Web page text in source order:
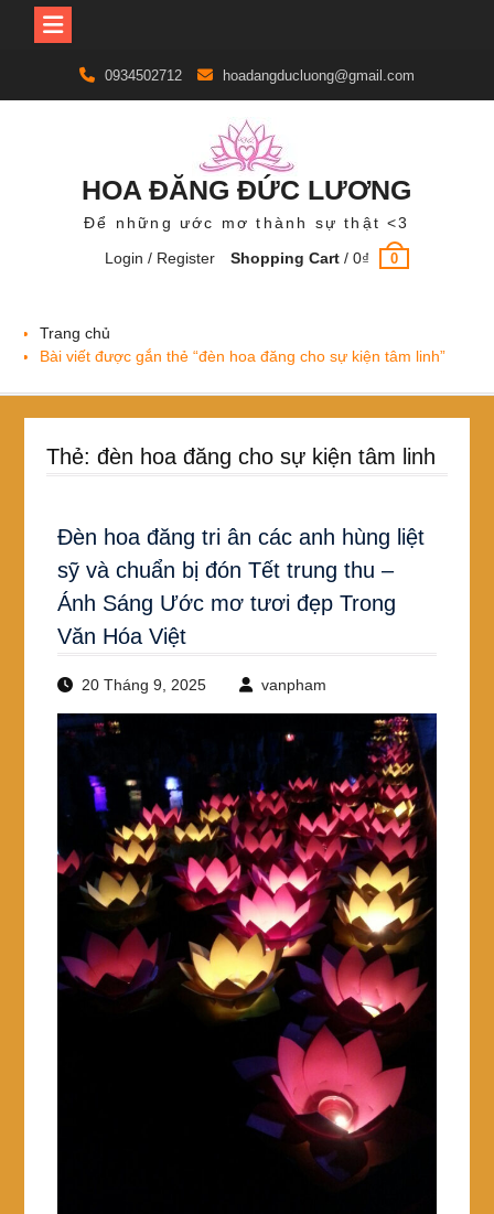
content
0934502712 hoadangducluong@gmail.com
HOA ĐĂNG ĐỨC LƯƠNG
Để những ước mơ thành sự thật <3
Login / Register
Shopping Cart /0₫ 0
Trang chủ
Bài viết được gắn thẻ “đèn hoa đăng cho sự kiện tâm linh”
Thẻ: đèn hoa đăng cho sự kiện tâm linh
Đèn hoa đăng tri ân các anh hùng liệt
sỹ và chuẩn bị đón Tết trung thu –
Ánh Sáng Ước mơ tươi đẹp Trong
Văn Hóa Việt
20 Tháng 9, 2025 vanpham